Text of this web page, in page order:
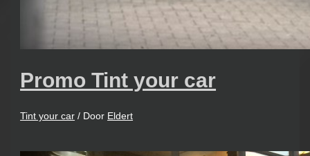
Promo Tint your car
Tint your car / Door Eldert